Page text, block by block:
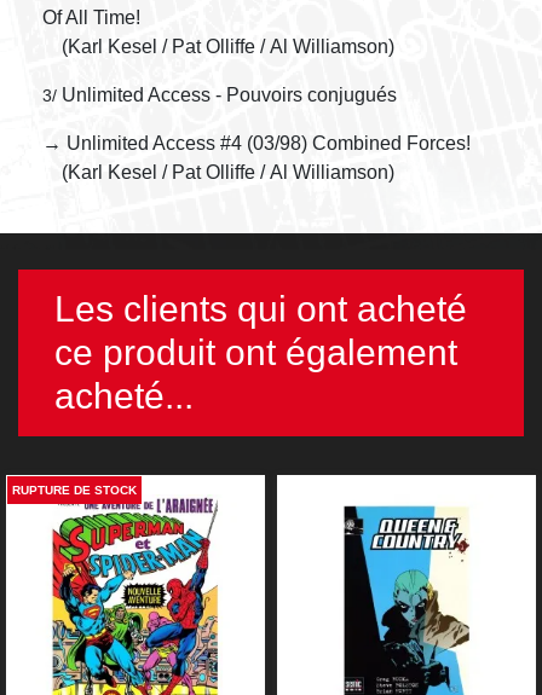
Of All Time!
(Karl Kesel / Pat Olliffe / Al Williamson)
3/ Unlimited Access - Pouvoirs conjugués
→ Unlimited Access #4 (03/98) Combined Forces!
(Karl Kesel / Pat Olliffe / Al Williamson)
Les clients qui ont acheté
ce produit ont également
acheté...
RUPTURE DE STOCK